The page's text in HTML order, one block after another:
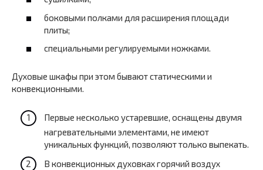
боковыми полками для расширения площади
плиты;
специальными регулируемыми ножками.
Духовые шкафы при этом бывают статическими и
конвекционными.
Первые несколько устаревшие, оснащены двумя
нагревательными элементами, не имеют
уникальных функций, позволяют только выпекать.
В конвекционных духовках горячий воздух